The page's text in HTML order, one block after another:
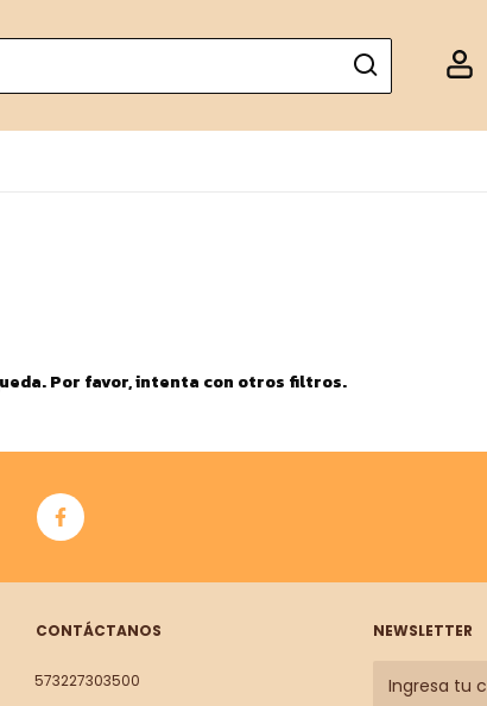
Por favor, intenta con otros filtros.
CONTÁCTANOS
573227303500
NEWSLETTER